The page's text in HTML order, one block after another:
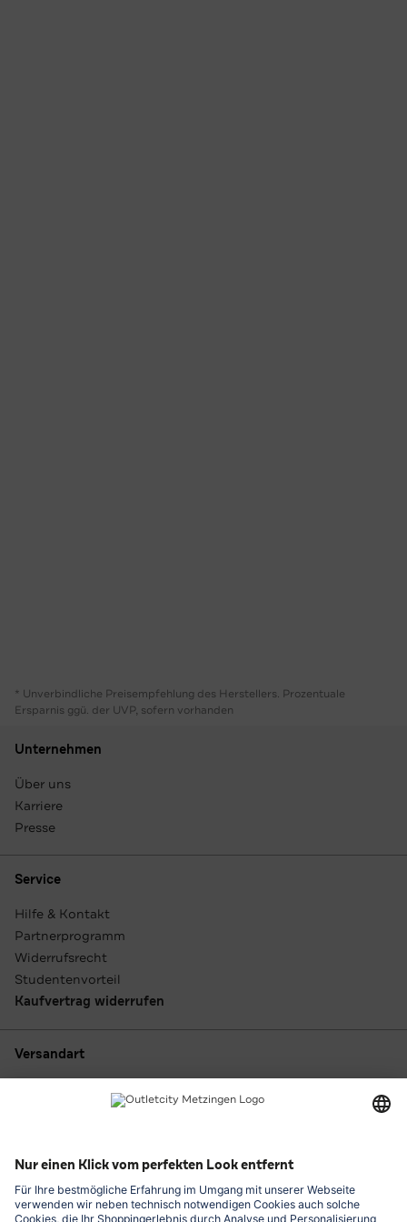
* Unverbindliche Preisempfehlung des Herstellers. Prozentuale
Ersparnis ggü. der UVP, sofern vorhanden
Unternehmen
Über uns
Karriere
Presse
Service
Hilfe & Kontakt
Partnerprogramm
Widerrufsrecht
Studentenvorteil
Kaufvertrag widerrufen
Versandart